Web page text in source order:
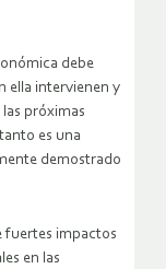
debe
ella intervienen y
próximas
es una
demostrado
fuertes impactos
en las